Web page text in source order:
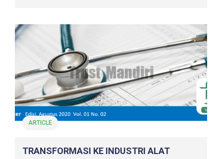
ARTICLE
TRANSFORMASI KE INDUSTRI ALAT